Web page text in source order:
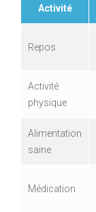
Activité
Repos
Activité
physique
Alimentation
saine
Médication